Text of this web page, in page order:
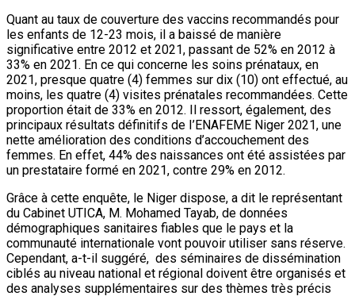
Quant au taux de couverture des vaccins recommandés pour
les enfants de 12-23 mois, il a baissé de manière
significative entre 2012 et 2021, passant de 52% en 2012 à
33% en 2021. En ce qui concerne les soins prénataux, en
2021, presque quatre (4) femmes sur dix (10) ont effectué, au
moins, les quatre (4) visites prénatales recommandées. Cette
proportion était de 33% en 2012. Il ressort, également, des
principaux résultats définitifs de I’ENAFEME Niger 2021, une
nette amélioration des conditions d’accouchement des
femmes. En effet, 44% des naissances ont été assistées par
un prestataire formé en 2021, contre 29% en 2012.
Grâce à cette enquête, le Niger dispose, a dit le représentant
du Cabinet UTICA, M. Mohamed Tayab, de données
démographiques sanitaires fiables que le pays et la
communauté internationale vont pouvoir utiliser sans réserve.
Cependant, a-t-il suggéré, des séminaires de dissémination
ciblés au niveau national et régional doivent être organisés et
des analyses supplémentaires sur des thèmes très précis